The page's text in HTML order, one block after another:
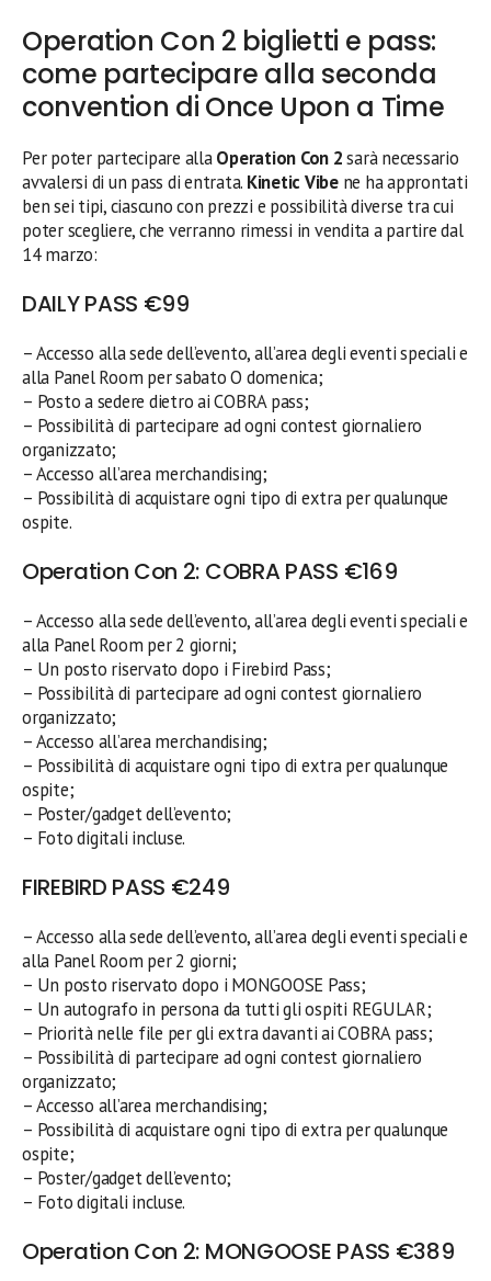
Operation Con 2 biglietti e pass:
come partecipare alla seconda
convention di Once Upon a Time
Per poter partecipare allaOperation Con 2sarà necessario
avvalersi di un pass di entrata. Kinetic Vibene ha approntati
ben sei tipi, ciascuno con prezzi e possibilità diverse tra cui
poter scegliere, che verranno rimessi in vendita a partire dal
14 marzo:
DAILY PASS €99
– Accesso alla sede dell’evento, all’area degli eventi speciali e
alla Panel Room per sabato O domenica;
– Posto a sedere dietro ai COBRA pass;
– Possibilità di partecipare ad ogni contest giornaliero
organizzato;
– Accesso all’area merchandising;
– Possibilità di acquistare ogni tipo di extra per qualunque
ospite.
Operation Con 2: COBRA PASS €169
– Accesso alla sede dell’evento, all’area degli eventi speciali e
alla Panel Room per 2 giorni;
– Un posto riservato dopo i Firebird Pass;
– Possibilità di partecipare ad ogni contest giornaliero
organizzato;
– Accesso all’area merchandising;
– Possibilità di acquistare ogni tipo di extra per qualunque
ospite;
– Poster/gadget dell’evento;
– Foto digitali incluse.
FIREBIRD PASS €249
– Accesso alla sede dell’evento, all’area degli eventi speciali e
alla Panel Room per 2 giorni;
– Un posto riservato dopo i MONGOOSE Pass;
– Un autografo in persona da tutti gli ospiti REGULAR;
– Priorità nelle file per gli extra davanti ai COBRA pass;
– Possibilità di partecipare ad ogni contest giornaliero
organizzato;
– Accesso all’area merchandising;
– Possibilità di acquistare ogni tipo di extra per qualunque
ospite;
– Poster/gadget dell’evento;
– Foto digitali incluse.
Operation Con 2: MONGOOSE PASS €389